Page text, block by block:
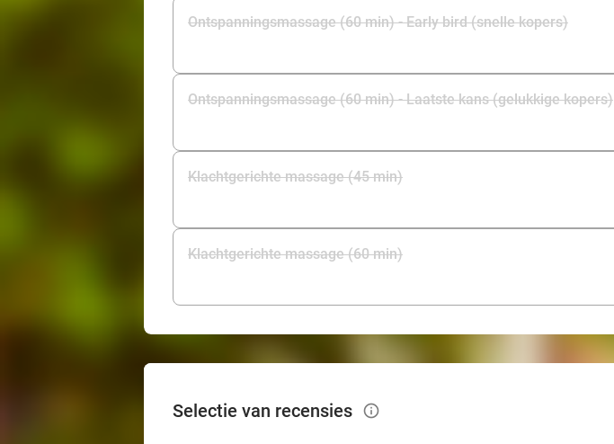
Ontspanningsmassage (60 min) - Early bird (snelle kopers)
Ontspanningsmassage (60 min) - Laatste kans (gelukkige kopers)
Klachtgerichte massage (45 min)
Klachtgerichte massage (60 min)
Selectie van recensies info_outlined